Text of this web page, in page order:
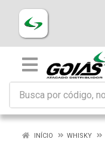
INÍCIO WHISKY